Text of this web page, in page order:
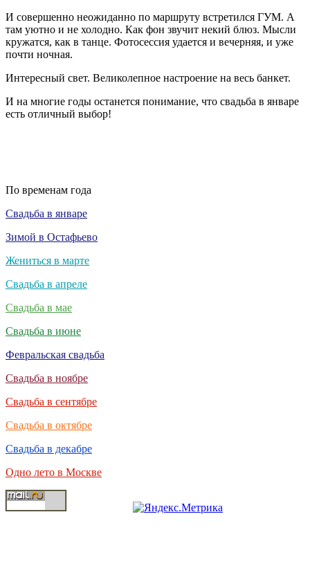
И совершенно неожиданно по маршруту встретился ГУМ. А
там уютно и не холодно. Как фон звучит некий блюз. Мысли
кружатся, как в танце. Фотосессия удается и вечерняя, и уже
почти ночная.
Интересный свет. Великолепное настроение на весь банкет.
И на многие годы останется понимание, что свадьба в январе
есть отличный выбор!
По временам года
Свадьба в январе
Зимой в Остафьево
Жениться в марте
Свадьба в апреле
Свадьба в мае
Свадьба в июне
Февральская свадьба
Свадьба в ноябре
Свадьба в сентябре
Свадьба в октябре
Свадьба в декабре
Одно лето в Москве